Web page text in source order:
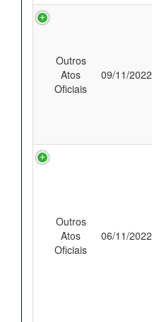
Outros
Atos
Oficiais
09/11/2022
Outros
Atos
Oficiais
06/11/2022